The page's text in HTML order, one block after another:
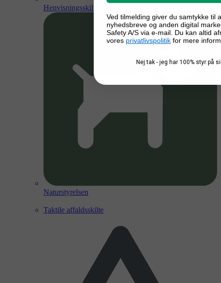
Henvisningsskilte
Naturstyrelsen
Taktile affaldsskilte
Ved tilmelding giver du samtykke til
nyhedsbreve og anden digital
Safety A/S via e-mail. Du kan altid
vores privatlivspolitik for mere
Nej tak - jeg har 100% styr på